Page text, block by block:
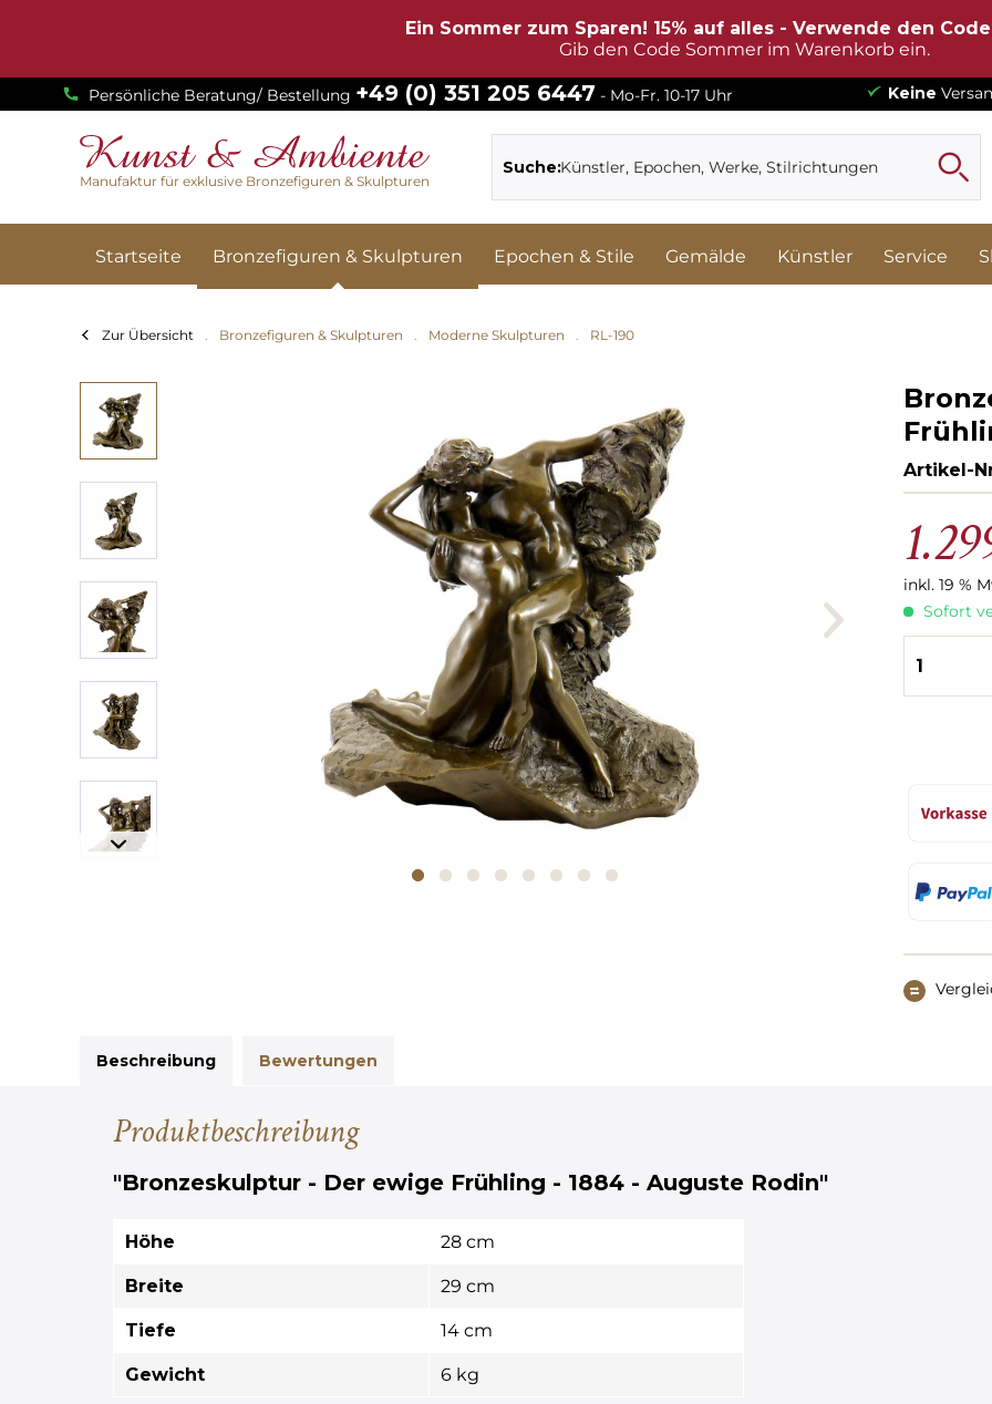
Ein Sommer zum Sparen! 15% auf alles - Verwende den
Gib den Code Sommer im Warenkorb ein.
Persönliche Beratung/ Bestellung +49 (0) 351 205 6447 - Mo-Fr. 10-17 Uhr Keine
Manufaktur für exklusive Bronzefiguren & Skulpturen
Suche:
Startseite Bronzefiguren & Skulpturen Epochen & Stile Gemälde Künstler Service
Zur Übersicht Bronzefiguren & Skulpturen Moderne Skulpturen RL-190
Artikel-
inkl. 19 %
Sofort
Beschreibung Bewertungen
Produktbeschreibung
"Bronzeskulptur - Der ewige Frühling - 1884 - Auguste Rodin"
Höhe 28 cm
Breite 29 cm
Tiefe 14 cm
Gewicht 6 kg